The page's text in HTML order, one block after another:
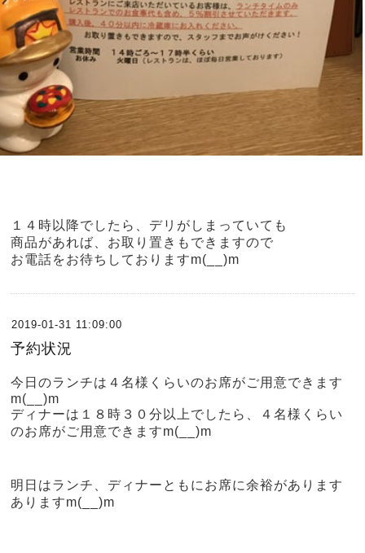
１４時以降でしたら、デリがしまっていても
商品があれば、お取り置きもできますので
お電話をお待ちしておりますm(__)m
2019-01-31 11:09:00
予約状況
今日のランチは４名様くらいのお席がご用意できます
m(__)m
ディナーは１８時３０分以上でしたら、４名様くらい
のお席がご用意できますm(__)m
明日はランチ、ディナーともにお席に余裕があります
ありますm(__)m